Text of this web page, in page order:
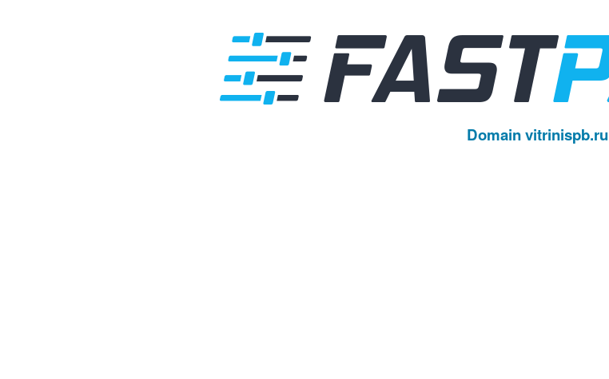
Domain vitrinispb.ru